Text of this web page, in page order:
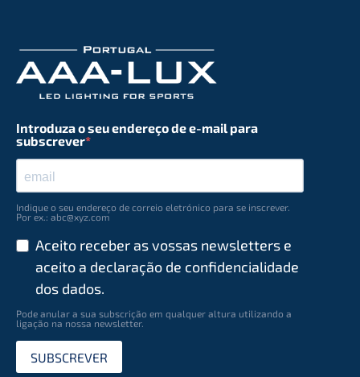
Introduza o seu endereço de e-mail para
subscrever
Indique o seu endereço de correio eletrónico para se inscrever.
Por ex.: abc@xyz.com
Aceito receber as vossas newsletters e
aceito a declaração de conﬁdencialidade
dos dados.
Pode anular a sua subscrição em qualquer altura utilizando a
ligação na nossa newsletter.
SUBSCREVER